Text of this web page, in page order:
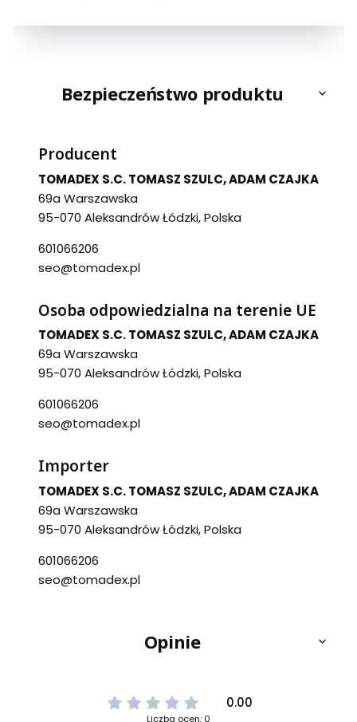
Bezpieczeństwo produktu
Producent
TOMADEX S.C. TOMASZ SZULC, ADAM CZAJKA
69a Warszawska
95-070 Aleksandrów Łódzki, Polska
601066206
seo@tomadex.pl
Osoba odpowiedzialna na terenie UE
TOMADEX S.C. TOMASZ SZULC, ADAM CZAJKA
69a Warszawska
95-070 Aleksandrów Łódzki, Polska
601066206
seo@tomadex.pl
Importer
TOMADEX S.C. TOMASZ SZULC, ADAM CZAJKA
69a Warszawska
95-070 Aleksandrów Łódzki, Polska
601066206
seo@tomadex.pl
Opinie
0.00
Liczba ocen: 0